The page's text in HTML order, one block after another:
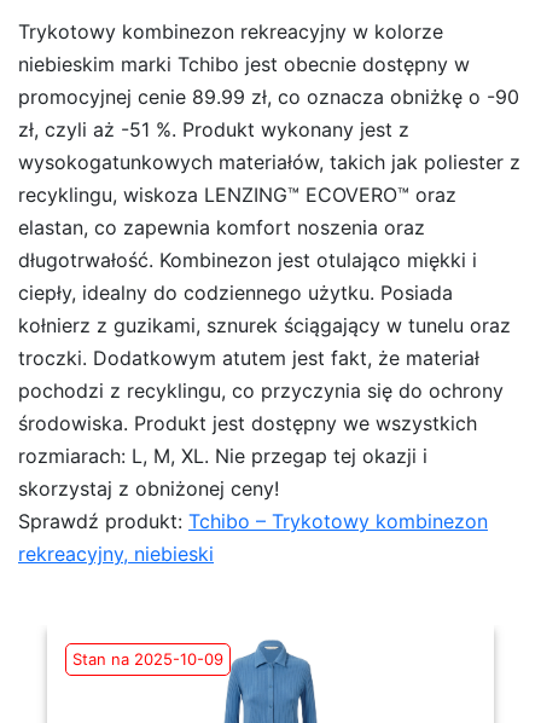
Trykotowy kombinezon rekreacyjny w kolorze
niebieskim marki Tchibo jest obecnie dostępny w
promocyjnej cenie 89.99 zł, co oznacza obniżkę o -90
zł, czyli aż -51 %. Produkt wykonany jest z
wysokogatunkowych materiałów, takich jak poliester z
recyklingu, wiskoza LENZING™ ECOVERO™ oraz
elastan, co zapewnia komfort noszenia oraz
długotrwałość. Kombinezon jest otulająco miękki i
ciepły, idealny do codziennego użytku. Posiada
kołnierz z guzikami, sznurek ściągający w tunelu oraz
troczki. Dodatkowym atutem jest fakt, że materiał
pochodzi z recyklingu, co przyczynia się do ochrony
środowiska. Produkt jest dostępny we wszystkich
rozmiarach: L, M, XL. Nie przegap tej okazji i
skorzystaj z obniżonej ceny!
Sprawdź produkt: Tchibo – Trykotowy kombinezon
rekreacyjny, niebieski
Stan na 2025-10-09